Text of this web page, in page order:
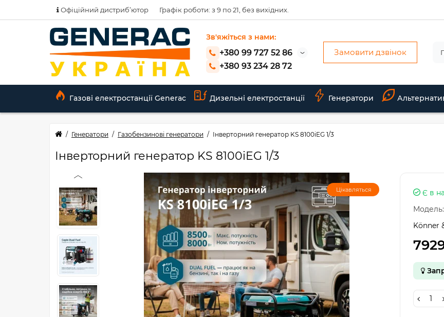
Офіційний дистриб’ютор Графік роботи: з 9 по 21, без вихідних.
Зв'яжіться з нами:
+380 99 727 52 86
+380 93 234 28 72
Замовити дзвінок
Газові електростанції Generac Дизельні електростанції Генератори
Генератори Газобензинові генератори Інверторний генератор KS 8100iEG 1/3
Інверторний генератор KS 8100iEG 1/3
Цікавляться Є в
Модель:
Könner